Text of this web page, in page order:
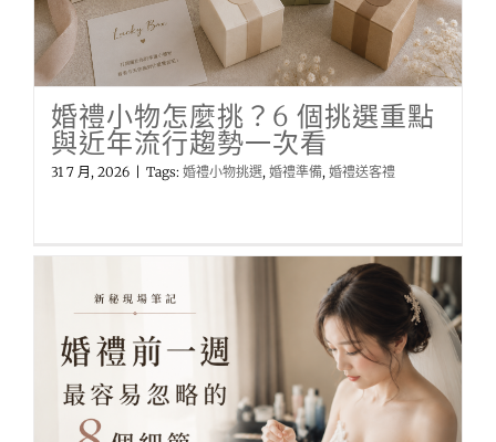
婚禮小物怎麼挑？6 個挑選重點
與近年流行趨勢一次看
31 7 月, 2026 Tags: 婚禮小物挑選, 婚禮準備, 婚禮送客禮